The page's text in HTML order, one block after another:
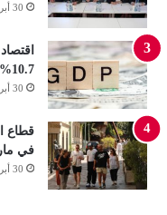
30 أبريل، 2026
10.7% في شهر مارس
30 أبريل، 2026
قطاع
في
30 أبريل، 2026